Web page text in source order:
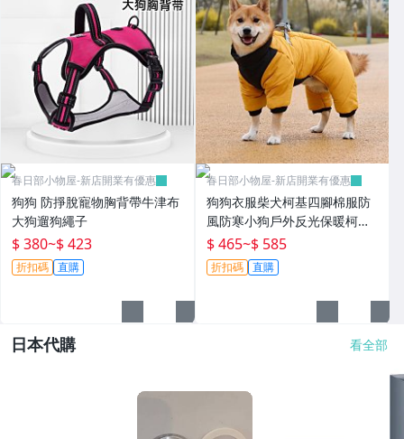
春日部小物屋-新店開業有優惠
狗狗 防掙脫寵物胸背帶牛津布
大狗遛狗繩子
$ 380~$ 423
折扣碼 直購
春日部小物屋-新店開業有優惠
狗狗衣服柴犬柯基四腳棉服防
風防寒小狗戶外反光保暖柯基
四腳全包
$ 465~$ 585
折扣碼 直購
日本代購 看全部